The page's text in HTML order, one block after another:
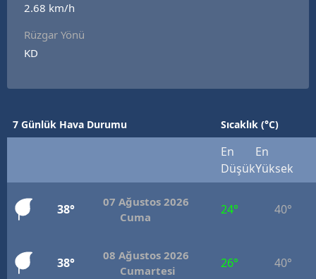
2.68 km/h
Rüzgar Yönü
KD
7 Günlük Hava Durumu Sıcaklık (°C)
En
Düşük
En
Yüksek
38°
07 Ağustos 2026
Cuma
24° 40°
38°
08 Ağustos 2026
Cumartesi
26° 40°